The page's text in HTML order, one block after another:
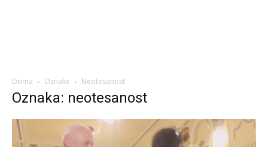
Doma Oznake Neotesanost
Oznaka: neotesanost